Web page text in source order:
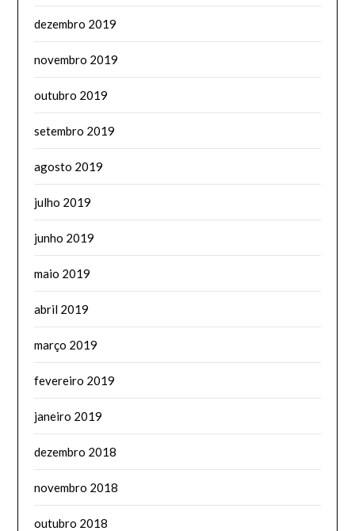
dezembro 2019
novembro 2019
outubro 2019
setembro 2019
agosto 2019
julho 2019
junho 2019
maio 2019
abril 2019
março 2019
fevereiro 2019
janeiro 2019
dezembro 2018
novembro 2018
outubro 2018